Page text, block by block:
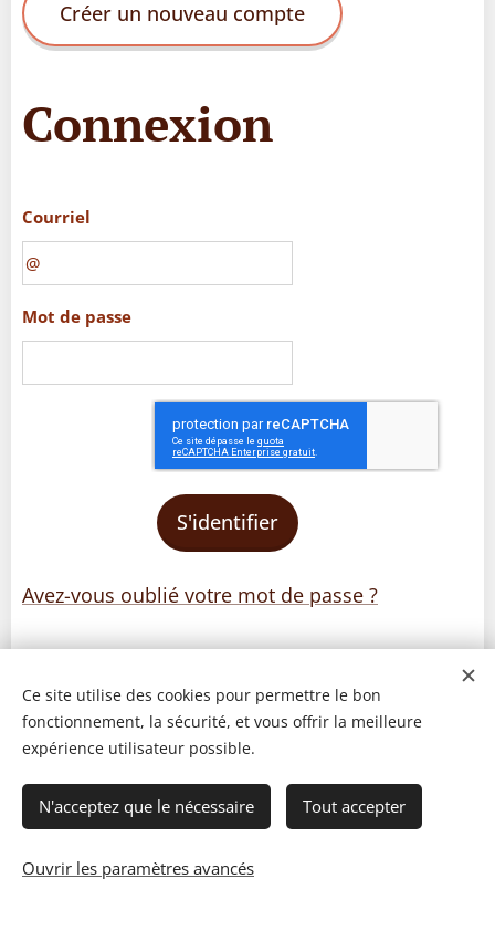
Créer un nouveau compte
Connexion
Courriel
Mot de passe
S'identifier
Avez-vous oublié votre mot de passe ?
© 2023 Les recettes d'Henri-Luc. Tous droits réservés.
Ce site utilise des cookies pour permettre le bon
fonctionnement, la sécurité, et vous offrir la meilleure
expérience utilisateur possible.
N'acceptez que le nécessaire Tout accepter
Ouvrir les paramètres avancés